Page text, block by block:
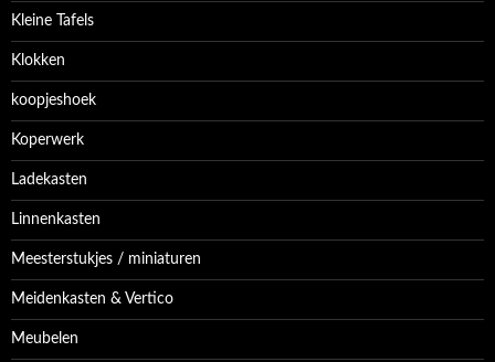
Kleine Tafels
Klokken
koopjeshoek
Koperwerk
Ladekasten
Linnenkasten
Meesterstukjes / miniaturen
Meidenkasten & Vertico
Meubelen